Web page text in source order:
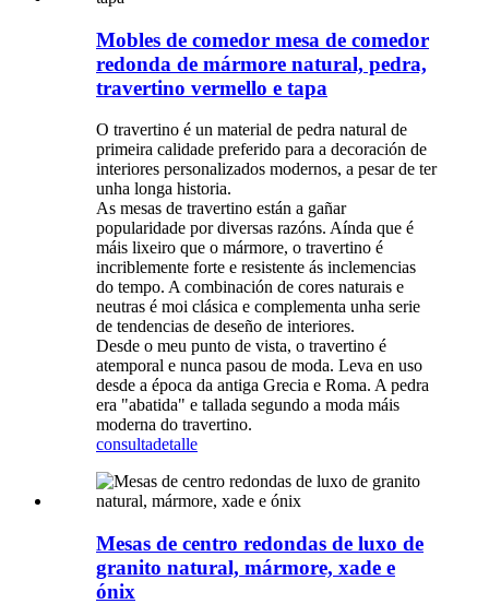
Mobles de comedor mesa de comedor
redonda de mármore natural, pedra,
travertino vermello e tapa
O travertino é un material de pedra natural de
primeira calidade preferido para a decoración de
interiores personalizados modernos, a pesar de ter
unha longa historia.
As mesas de travertino están a gañar
popularidade por diversas razóns. Aínda que é
máis lixeiro que o mármore, o travertino é
incriblemente forte e resistente ás inclemencias
do tempo. A combinación de cores naturais e
neutras é moi clásica e complementa unha serie
de tendencias de deseño de interiores.
Desde o meu punto de vista, o travertino é
atemporal e nunca pasou de moda. Leva en uso
desde a época da antiga Grecia e Roma. A pedra
era "abatida" e tallada segundo a moda máis
moderna do travertino.
consultadetalle
Mesas de centro redondas de luxo de
granito natural, mármore, xade e
ónix